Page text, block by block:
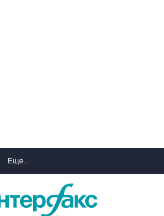
Еще...